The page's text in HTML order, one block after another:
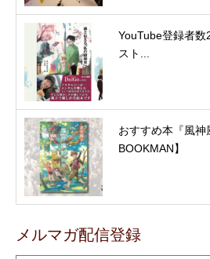
YouTube登録者数
スト...
おすすめ本『風神
BOOKMAN】
メルマガ配信登録